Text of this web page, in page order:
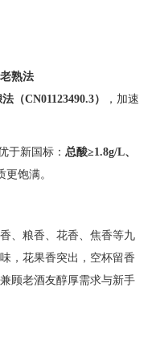
熟法
（CN01123490.3）
，加速
于新国标： 总酸≥1.8g/L、
更饱满。
、粮香、花香、焦香等九
，花果香突出，空杯留香
顾老酒友醇厚需求与新手